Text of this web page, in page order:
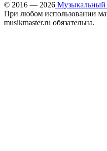
© 2016 — 2026 Музыкальный
При любом использовании
musikmaster.ru обязательна.